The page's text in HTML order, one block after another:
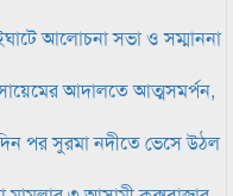
আলোচনা সভা ও সম্মাননা
আদালতে আত্মসমর্পন,
পর সুরমা নদীতে ভেসে উঠল